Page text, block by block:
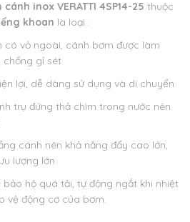
inox VERATTI 4SP14-25 thuộc
khoan là loại :
có vỏ ngoài, cánh bơm được làm
chống gỉ sét
lợi, dễ dàng sử dụng và di chuyển
trụ đứng thả chìm trong nước nên
cánh nên khả năng đẩy cao lớn,
lượng lớn
hộ quá tải, tự động ngắt khi nhiệt
vệ động cơ của bơm.